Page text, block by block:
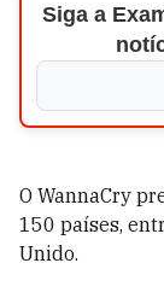
Siga a
O WannaCry
150 países,
Unido.